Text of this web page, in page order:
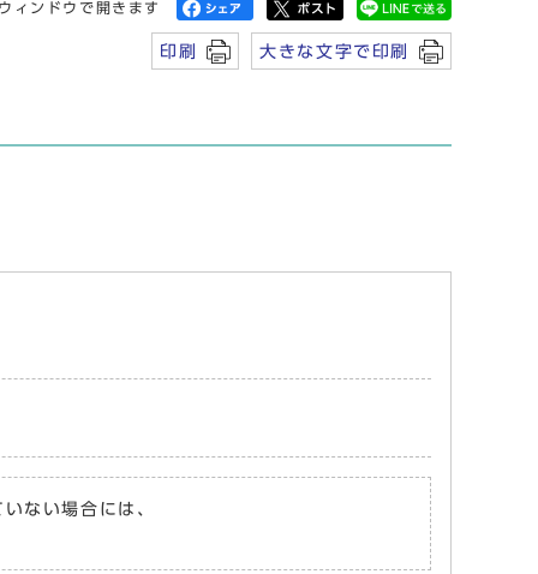
ィンドウで開きます
印刷 大きな文字で印刷
ない場合には、